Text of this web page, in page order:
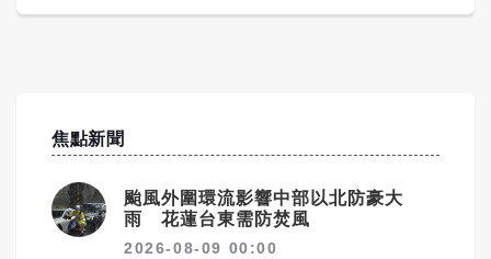
焦點新聞
颱風外圍環流影響中部以北防豪大
雨 花蓮台東需防焚風
2026-08-09 00:00